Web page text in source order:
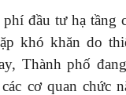
đầu tư hạ tầng
khó khăn do
Thành phố
cơ quan chức